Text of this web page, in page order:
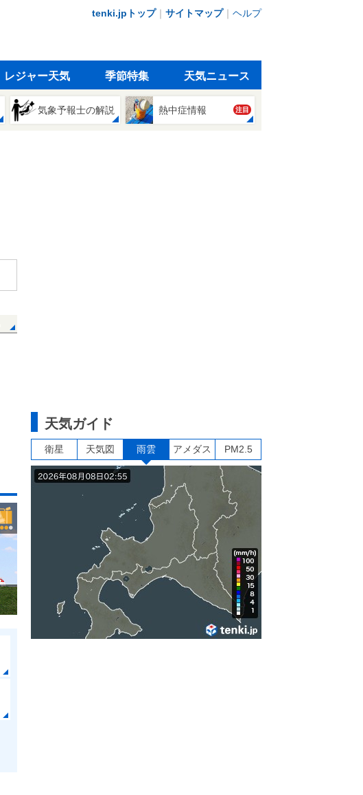
tenki.jpトップ｜ サイトマップ｜ ヘルプ
レジャー天気 季節特集 天気ニュース
気象予報士の解説 熱中症情報 注目
天気ガイド
衛星 天気図 雨雲 アメダス PM2.5